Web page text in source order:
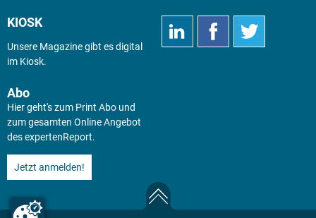
KIOSK
Unsere Magazine gibt es digital
im Kiosk.
Abo
Hier geht's zum Print Abo und
zum gesamten Online Angebot
des expertenReport.
Jetzt anmelden!